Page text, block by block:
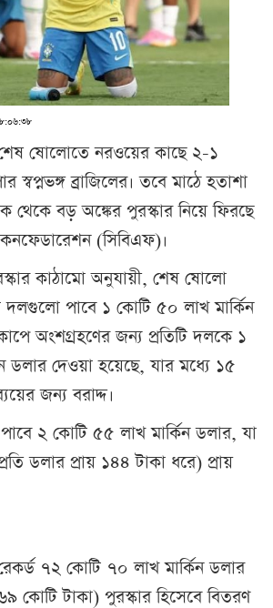
ষোলোতে নরওয়ের কাছে ২-১
স্বপ্নভঙ্গ ব্রাজিলের। তবে মাঠে হতাশা
থেকে বড় অঙ্কের পুরস্কার নিয়ে ফিরছে
(সিবিএফ)।
কাঠামো অনুযায়ী, শেষ ষোলো
দলগুলো পাবে ১ কোটি ৫০ লাখ মার্কিন
অংশগ্রহণের জন্য প্রতিটি দলকে ১
ডলার দেওয়া হয়েছে, যার মধ্যে ১৫
জন্য বরাদ্দ।
পাবে ২ কোটি ৫৫ লাখ মার্কিন ডলার, যা
ডলার প্রায় ১৪৪ টাকা ধরে) প্রায়
৭২ কোটি ৭০ লাখ মার্কিন ডলার
কোটি টাকা) পুরস্কার হিসেবে বিতরণ